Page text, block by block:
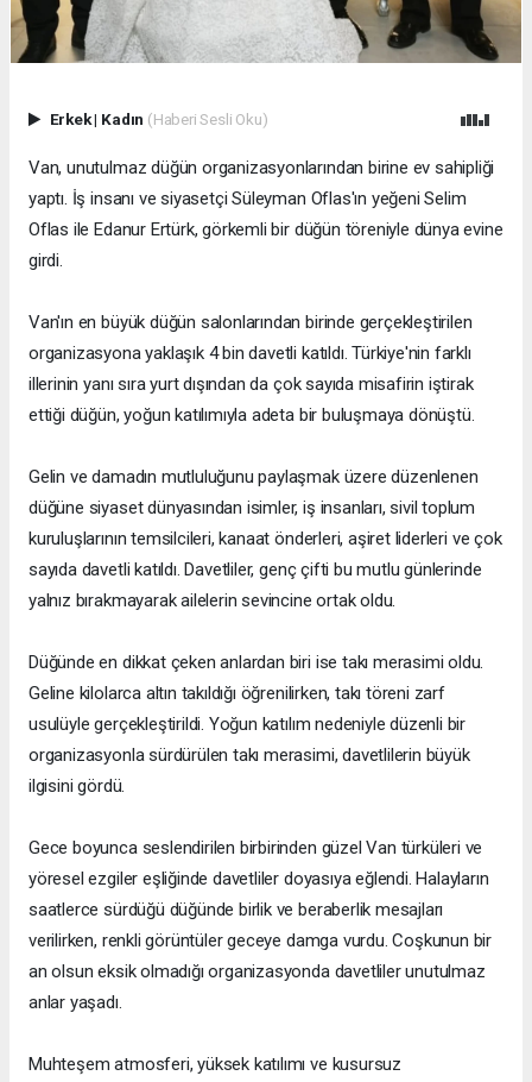
Erkek| Kadın (Haberi Sesli Oku)
Van, unutulmaz düğün organizasyonlarından birine ev sahipliği
yaptı. İş insanı ve siyasetçi Süleyman Oflas'ın yeğeni Selim
Oflas ile Edanur Ertürk, görkemli bir düğün töreniyle dünya evine
girdi.
Van'ın en büyük düğün salonlarından birinde gerçekleştirilen
organizasyona yaklaşık 4 bin davetli katıldı. Türkiye'nin farklı
illerinin yanı sıra yurt dışından da çok sayıda misafirin iştirak
ettiği düğün, yoğun katılımıyla adeta bir buluşmaya dönüştü.
Gelin ve damadın mutluluğunu paylaşmak üzere düzenlenen
düğüne siyaset dünyasından isimler, iş insanları, sivil toplum
kuruluşlarının temsilcileri, kanaat önderleri, aşiret liderleri ve çok
sayıda davetli katıldı. Davetliler, genç çifti bu mutlu günlerinde
yalnız bırakmayarak ailelerin sevincine ortak oldu.
Düğünde en dikkat çeken anlardan biri ise takı merasimi oldu.
Geline kilolarca altın takıldığı öğrenilirken, takı töreni zarf
usulüyle gerçekleştirildi. Yoğun katılım nedeniyle düzenli bir
organizasyonla sürdürülen takı merasimi, davetlilerin büyük
ilgisini gördü.
Gece boyunca seslendirilen birbirinden güzel Van türküleri ve
yöresel ezgiler eşliğinde davetliler doyasıya eğlendi. Halayların
saatlerce sürdüğü düğünde birlik ve beraberlik mesajları
verilirken, renkli görüntüler geceye damga vurdu. Coşkunun bir
an olsun eksik olmadığı organizasyonda davetliler unutulmaz
anlar yaşadı.
Muhteşem atmosferi, yüksek katılımı ve kusursuz